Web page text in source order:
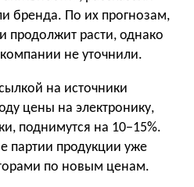
бренда. По их прогнозам,
продолжит расти, однако
не уточнили.
на источники
цены на электронику,
поднимутся на 10−15%.
партии продукции уже
по новым ценам.